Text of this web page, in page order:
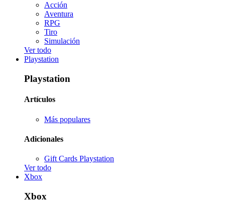
Acción
Aventura
RPG
Tiro
Simulación
Ver todo
Playstation
Playstation
Artículos
Más populares
Adicionales
Gift Cards Playstation
Ver todo
Xbox
Xbox